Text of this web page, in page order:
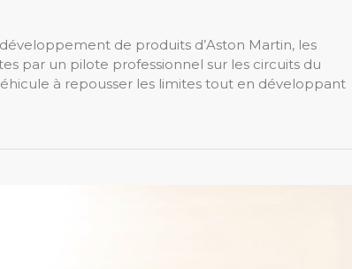
de produits d’Aston Martin, les
par un pilote professionnel sur les circuits du
à repousser les limites tout en développant